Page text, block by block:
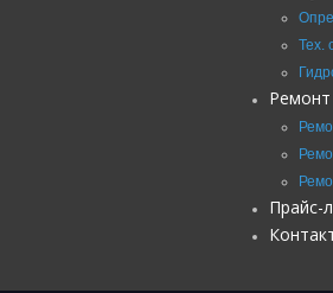
Тех.
Ремонт
Прайс-